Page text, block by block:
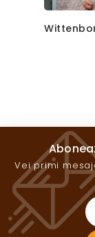
Vei primi